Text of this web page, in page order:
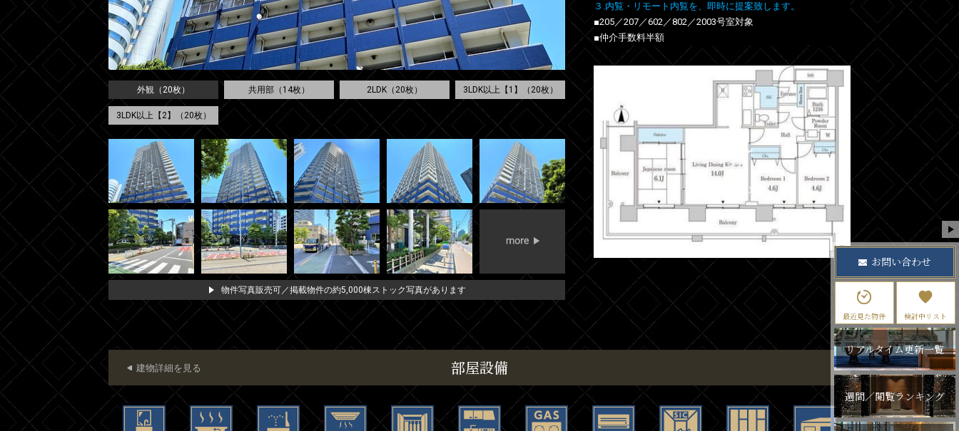
外観（20枚） 共用部（14枚） 2LDK（20枚） 3LDK以上【1】（20枚）
3LDK以上【2】（20枚）
物件写真販売可／掲載物件の約5,000棟ストック写真があります
３.内覧・リモート内覧を、即時に提案致します。
■205／207／602／802／2003号室対象
■仲介手数料半額
部屋設備
建物詳細を見る
お問い合わせ
最近見た物件 検討中リスト
リアルタイム更新一覧
週間／閲覧ランキング